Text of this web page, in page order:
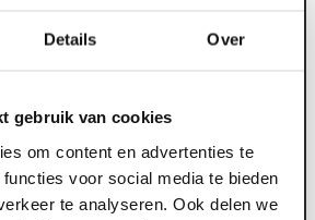
Details Over
gebruik van cookies
om content en advertenties te
voor social media te bieden
te analyseren. Ook delen we
24/32 mm wit 120 cm (60